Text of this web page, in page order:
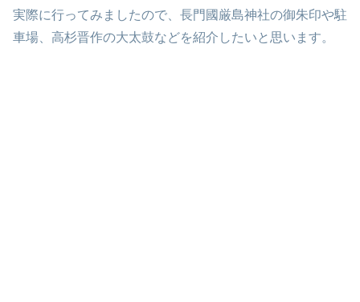
実際に行ってみましたので、長門國厳島神社の御朱印や駐
車場、高杉晋作の大太鼓などを紹介したいと思います。